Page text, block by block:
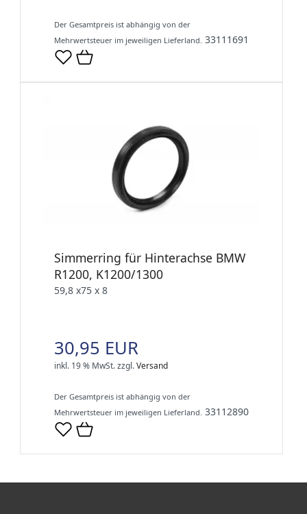
Der Gesamtpreis ist abhängig von der
Mehrwertsteuer im jeweiligen Lieferland. 33111691
Simmerring für Hinterachse BMW
R1200, K1200/1300
59,8 x75 x 8
30,95 EUR
inkl. 19 % MwSt.zzgl.Versand
Der Gesamtpreis ist abhängig von der
Mehrwertsteuer im jeweiligen Lieferland. 33112890